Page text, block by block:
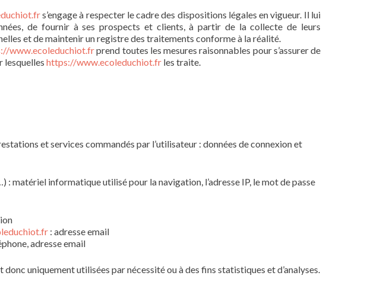
s’engage à respecter le cadre des dispositions légales en vigueur. Il lui
de fournir à ses prospects et clients, à partir de la collecte de leurs
et de maintenir un registre des traitements conforme à la réalité.
www.ecoleduchiot.frprend toutes les mesures raisonnables pour s’assurer de
lesquelles https://www.ecoleduchiot.fr les traite.
et services commandés par l’utilisateur : données de connexion et
informatique utilisé pour la navigation, l’adresse IP, le mot de passe
: adresse email
adresse email
uniquement utilisées par nécessité ou à des fins statistiques et d’analyses.